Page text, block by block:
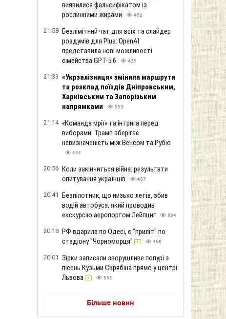
виявилися фальсифікатом із
рослинними жирами
491
21:58 Безлімітний чат для всіх та слайдер
роздумів для Plus: OpenAI
представила нові можливості
сімейства GPT-5.6
429
21:33 «Укрзалізниця» змінила маршрути
та розклад поїздів Дніпровським,
Харківським та Запорізьким
напрямками
553
21:14 «Команда мрії» та інтрига перед
виборами: Трамп зберігає
невизначеність між Венсом та Рубіо
454
20:56 Коли закінчиться війна: результати
опитування українців
487
20:41 Безпілотник, що низько летів, збив
водій автобуса, який проводив
екскурсію аеропортом Лейпциг
884
20:18 РФ вдарила по Одесі, є "приліт" по
стадіону "Чорноморця"
450
20:01 Зірки записали зворушливе попурі з
пісень Кузьми Скрябіна прямо у центрі
Львова
531
Більше новин